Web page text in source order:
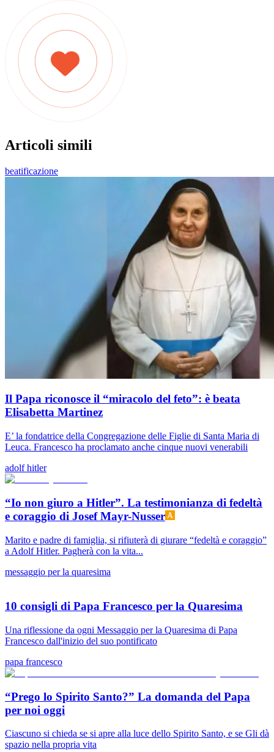
Articoli simili
beatificazione
Il Papa riconosce il “miracolo del feto”: è beata
Elisabetta Martinez
E’ la fondatrice della Congregazione delle Figlie di Santa Maria di
Leuca. Francesco ha proclamato anche cinque nuovi venerabili
adolf hitler
“Io non giuro a Hitler”. La testimonianza di fedeltà
e coraggio di Josef Mayr-Nusser
Marito e padre di famiglia, si rifiuterà di giurare “fedeltà e coraggio”
a Adolf Hitler. Pagherà con la vita...
messaggio per la quaresima
10 consigli di Papa Francesco per la Quaresima
Una riflessione da ogni Messaggio per la Quaresima di Papa
Francesco dall'inizio del suo pontificato
papa francesco
“Prego lo Spirito Santo?” La domanda del Papa
per noi oggi
Ciascuno si chieda se si apre alla luce dello Spirito Santo, e se Gli dà
spazio nella propria vita